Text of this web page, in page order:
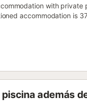
with private
accommodation is
además